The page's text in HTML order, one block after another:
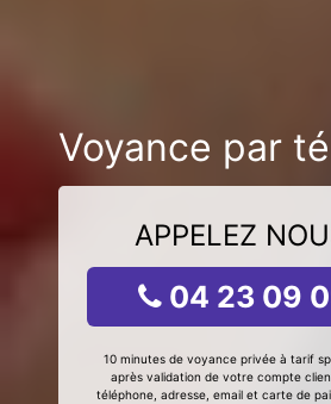
Voyance par
APPELEZ
04 23 09
10 minutes de voyance privée à tarif
après validation de votre compte
téléphone, adresse, email et carte de